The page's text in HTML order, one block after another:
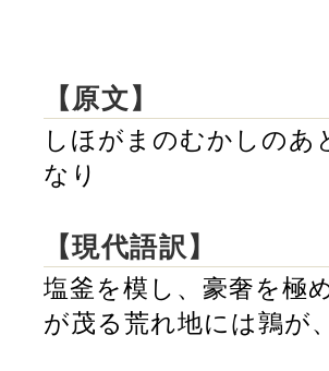
【原文】
しほがまのむかしの
なり
【現代語訳】
塩釜を模し、豪奢を極
が茂る荒れ地には鶉が